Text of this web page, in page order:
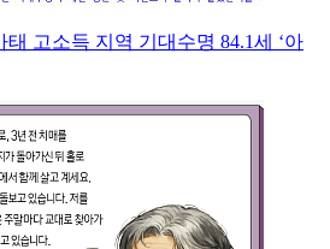
태 고소득 지역 기대수명 84.1세 ‘아